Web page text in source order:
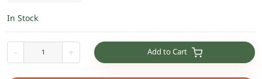
In Stock
- + Add to Cart